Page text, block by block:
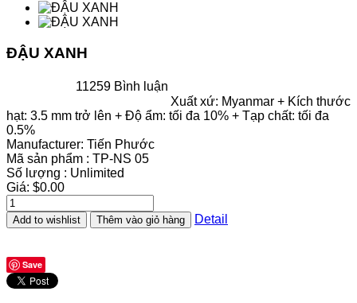
ĐẬU XANH
11259 Bình luận
Xuất xứ: Myanmar + Kích thước
hạt: 3.5 mm trở lên + Độ ẩm: tối đa 10% + Tạp chất: tối đa
0.5%
Manufacturer: Tiến Phước
Mã sản phẩm : TP-NS 05
Số lượng : Unlimited
Giá: $0.00
Add to wishlist Thêm vào giỏ hàng Detail
Save